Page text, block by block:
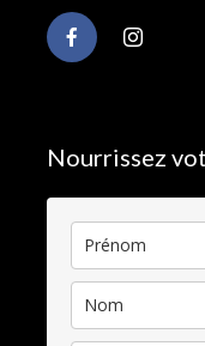
Nourrissez